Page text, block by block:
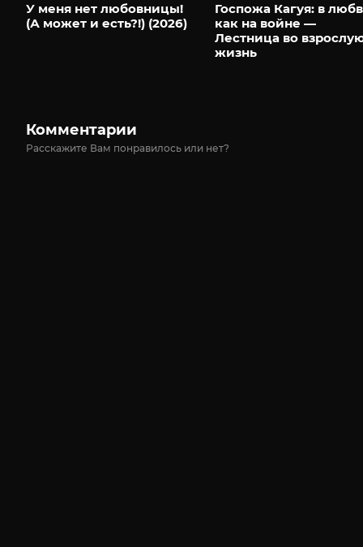
У меня нет любовницы!
(А может и есть?!) (2026)
Госпожа Кагуя: в
как на войне —
Лестница во
жизнь
Комментарии
Расскажите Вам понравилось или нет?